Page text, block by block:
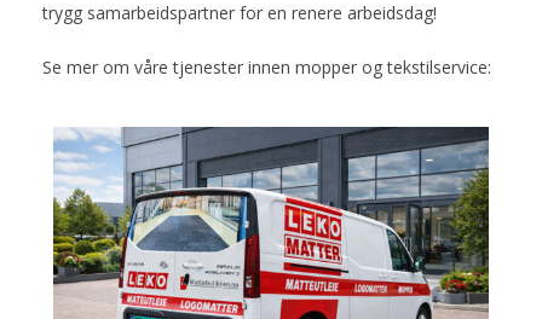
trygg samarbeidspartner for en renere arbeidsdag!
Se mer om våre tjenester innen mopper og tekstilservice: